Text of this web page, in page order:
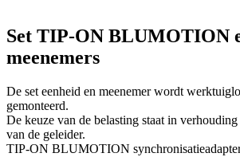
Set TIP-ON BLUMOTION
meenemers
De set eenheid en meenemer wordt
gemonteerd.
De keuze van de belasting staat in
van de geleider.
TIP-ON BLUMOTION